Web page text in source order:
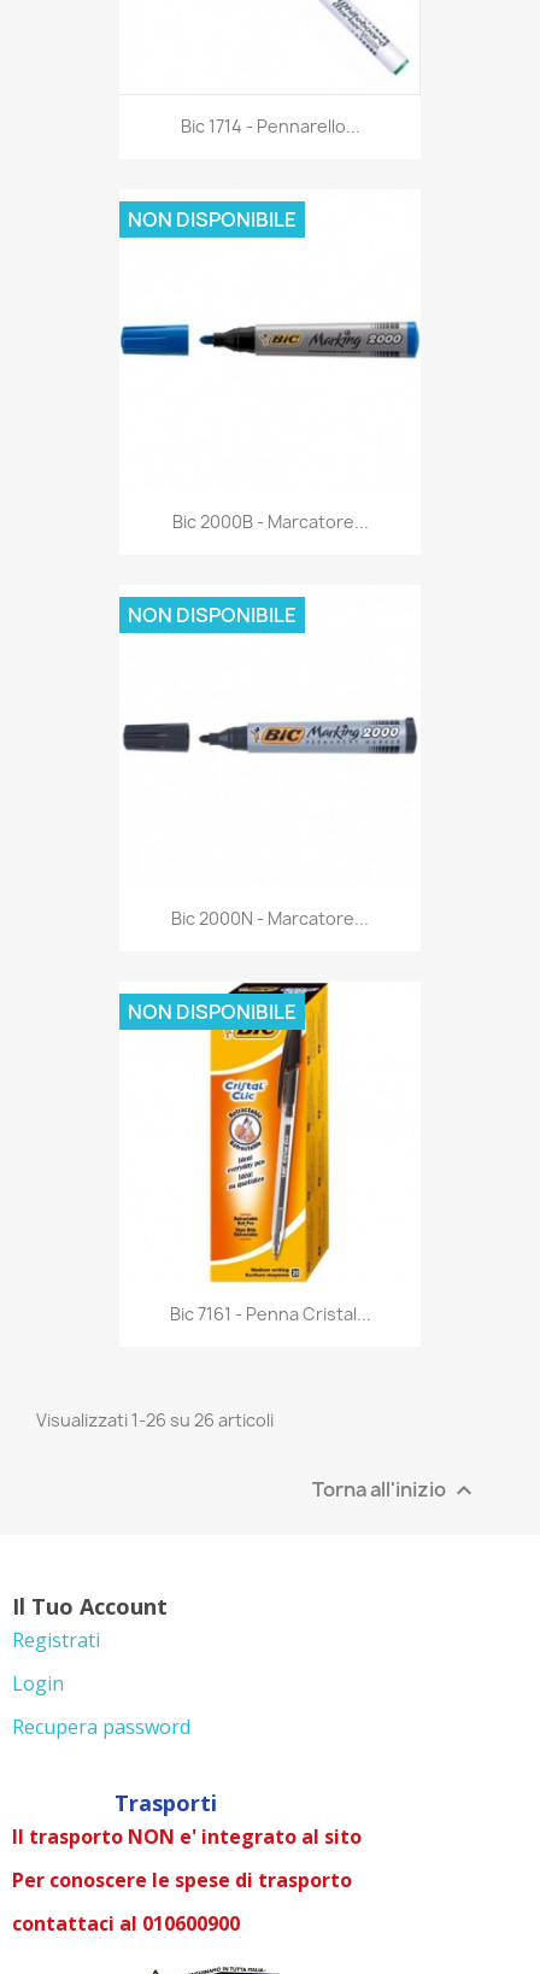
Anteprima
Bic 1714 - Pennarello...
Anteprima
Bic 2000B - Marcatore...
NON DISPONIBILE
Anteprima
Bic 2000N - Marcatore...
NON DISPONIBILE
 Anteprima
Bic 7161 - Penna Cristal...
NON DISPONIBILE
Visualizzati 1-26 su 26 articoli
Torna all'inizio 
Il Tuo Account
Registrati
Login
Recupera password
Trasporti
Il trasporto NON e' integrato al sito
Per conoscere le spese di trasporto
contattaci al 010600900